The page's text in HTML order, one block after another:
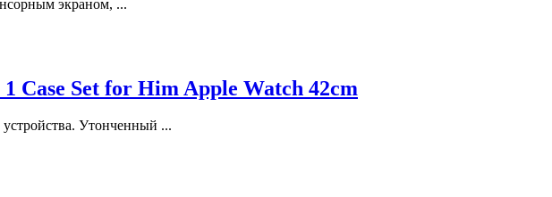
экраном, ...
Case Set for Him Apple Watch 42cm
Утонченный ...